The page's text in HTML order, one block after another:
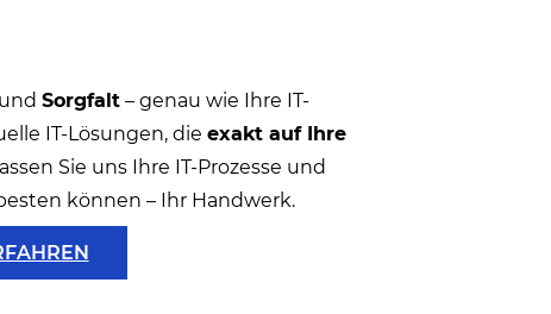
und Sorgfalt– genau wie Ihre IT-
IT-Lösungen, die exakt auf Ihre
Sie uns Ihre IT-Prozesse und
können – Ihr Handwerk.